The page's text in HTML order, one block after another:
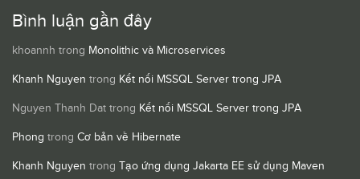
Bình luận gần đây
khoannh trong Monolithic và Microservices
Khanh Nguyen trong Kết nối MSSQL Server trong JPA
Nguyen Thanh Dat trong Kết nối MSSQL Server trong JPA
Phong trong Cơ bản về Hibernate
Khanh Nguyen trong Tạo ứng dụng Jakarta EE sử dụng Maven